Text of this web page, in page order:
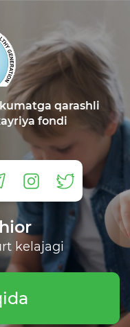
qarashli
fondi
kelajagi